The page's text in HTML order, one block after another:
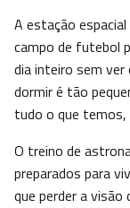
A estação
campo de futebol
dia inteiro sem
dormir é tão
tudo o que temos,
O treino de
preparados para
que perder a visão